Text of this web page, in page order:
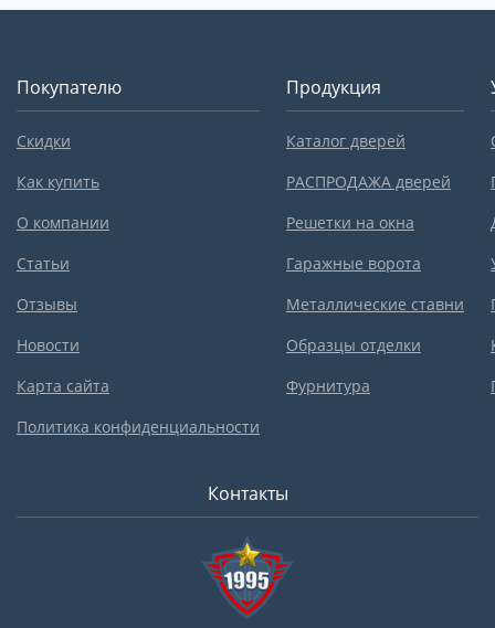
Покупателю
Скидки
Как купить
О компании
Статьи
Отзывы
Новости
Карта сайта
Политика конфиденциальности
Продукция
Каталог дверей
РАСПРОДАЖА дверей
Решетки на окна
Гаражные ворота
Металлические ставни
Образцы отделки
Фурнитура
Контакты